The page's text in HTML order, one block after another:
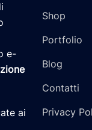
e-
ai
Shop
Portfolio
Blog
Contatti
Privacy